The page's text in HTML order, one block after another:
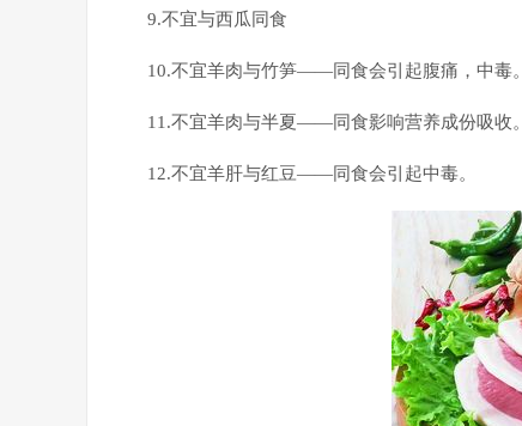
9.不宜与西瓜同食
10.不宜羊肉与竹笋——同食会引起腹痛，中毒。
11.不宜羊肉与半夏——同食影响营养成份吸收。
12.不宜羊肝与红豆——同食会引起中毒。